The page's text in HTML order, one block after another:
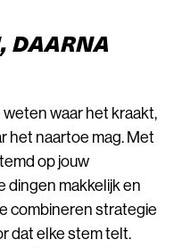
DAARNA
weten waar het kraakt,
het naartoe mag. Met
op jouw
dingen makkelijk en
combineren strategie
dat elke stem telt.